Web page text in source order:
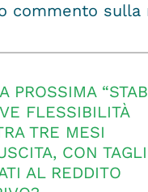
commento
FLESSIBILITÀ
TRE MESI
CON
AL REDDITO